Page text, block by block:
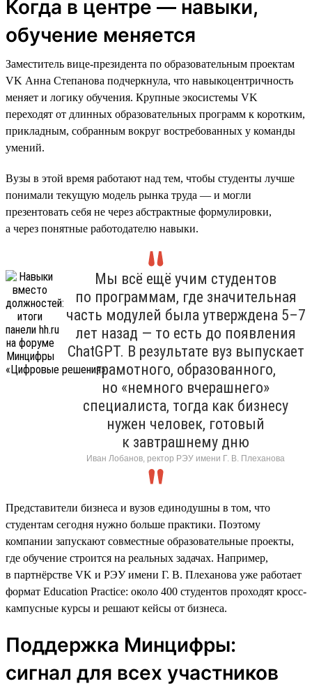
Когда в центре — навыки,
обучение меняется
Заместитель вице-президента по образовательным проектам
VK Анна Степанова подчеркнула, что навыкоцентричность
меняет и логику обучения. Крупные экосистемы VK
переходят от длинных образовательных программ к коротким,
прикладным, собранным вокруг востребованных у команды
умений.
Вузы в этой время работают над тем, чтобы студенты лучше
понимали текущую модель рынка труда — и могли
презентовать себя не через абстрактные формулировки,
а через понятные работодателю навыки.
Мы всё ещё учим студентов
по программам, где значительная
часть модулей была утверждена 5–7
лет назад — то есть до появления
ChatGPT. В результате вуз выпускает
грамотного, образованного,
но «немного вчерашнего»
специалиста, тогда как бизнесу
нужен человек, готовый
к завтрашнему дню
Иван Лобанов, ректор РЭУ имени Г. В. Плеханова
Представители бизнеса и вузов единодушны в том, что
студентам сегодня нужно больше практики. Поэтому
компании запускают совместные образовательные проекты,
где обучение строится на реальных задачах. Например,
в партнёрстве VK и РЭУ имени Г. В. Плеханова уже работает
формат Education Practice: около 400 студентов проходят кросс-
кампусные курсы и решают кейсы от бизнеса.
Поддержка Минцифры:
сигнал для всех участников